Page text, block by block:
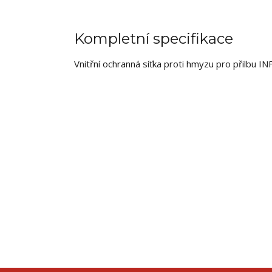
Kompletní specifikace
Vnitřní ochranná síťka proti hmyzu pro přilbu